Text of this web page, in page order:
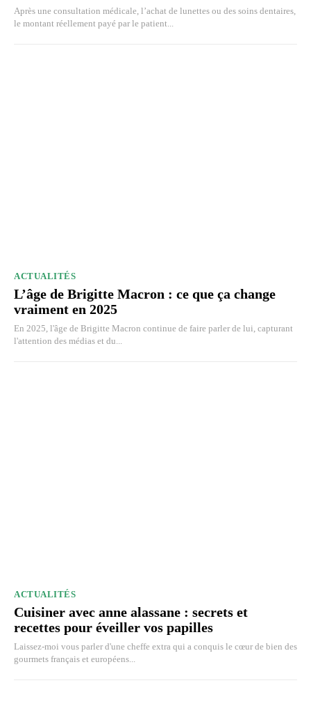
Après une consultation médicale, l’achat de lunettes ou des soins dentaires,
le montant réellement payé par le patient...
ACTUALITÉS
L’âge de Brigitte Macron : ce que ça change
vraiment en 2025
En 2025, l'âge de Brigitte Macron continue de faire parler de lui, capturant
l'attention des médias et du...
ACTUALITÉS
Cuisiner avec anne alassane : secrets et
recettes pour éveiller vos papilles
Laissez-moi vous parler d'une cheffe extra qui a conquis le cœur de bien des
gourmets français et européens...